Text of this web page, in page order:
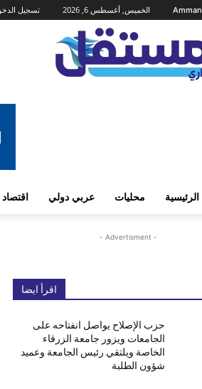
Amman الخميس, أغسطس 6, 2026 تسجيل
الرئيسية محليات عربي دولي اقتصاد
- Advertisment -
اقرأ ايضا
حزب الإصلاح يواصل انفتاحه على
الجامعات ويزور جامعة الزرقاء
الخاصة ويلتقي رئيس الجامعة وعميد
شؤون الطلبة